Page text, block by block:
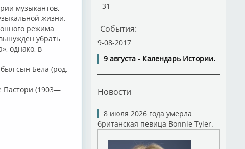
музыкантов,
жизни.
режима
убрать
однако, в
сын Бела (род.
Пастори (1903—
31
События:
9-08-2017
9 августа - Календарь Истории.
Новости
8 июля 2026 года умерла
британская певица Bonnie Tyler.